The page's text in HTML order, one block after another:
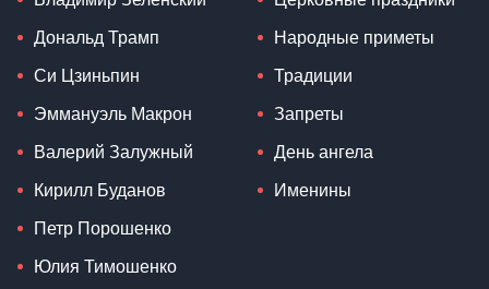
Дональд Трамп
Си Цзиньпин
Эммануэль Макрон
Валерий Залужный
Кирилл Буданов
Петр Порошенко
Юлия Тимошенко
Народные приметы
Традиции
Запреты
День ангела
Именины